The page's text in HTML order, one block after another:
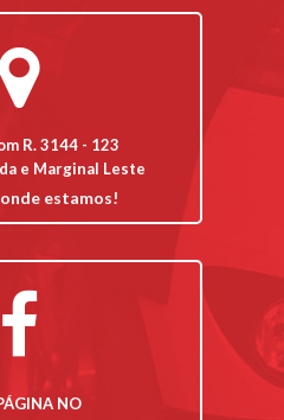
R. 3144 - 123
e Marginal Leste
estamos!
NO